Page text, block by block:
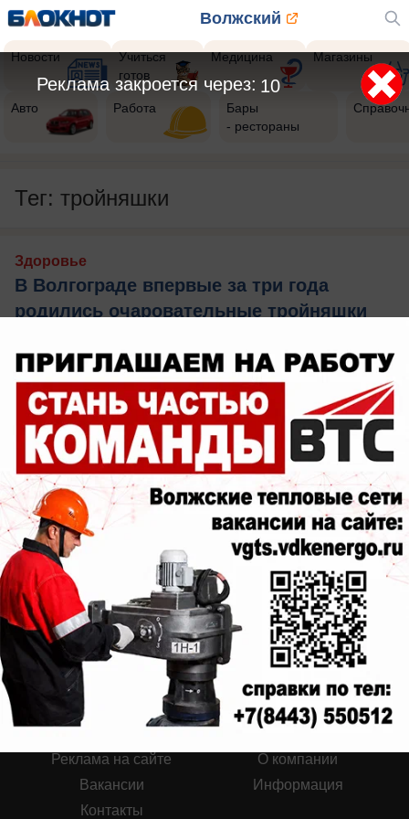
Волжский
Новости
Учиться
готов
Медицина Магазины
Авто Работа
Бары
- рестораны
Тег: тройняшки
Здоровье
В Волгограде впервые за три года
родились очаровательные тройняшки
07.07.2026 0
Реклама на сайте
Вакансии
Контакты
О компании
Информация
9
Реклама закроется через: